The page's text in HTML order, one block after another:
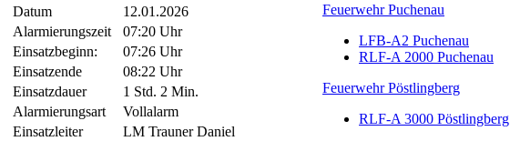
Datum
12.01.2026
Alarmierungszeit
07:20 Uhr
Einsatzbeginn:
07:26 Uhr
Einsatzende
08:22 Uhr
Einsatzdauer
1 Std. 2 Min.
Alarmierungsart
Vollalarm
Einsatzleiter
LM Trauner Daniel
Feuerwehr Puchenau
LFB-A2 Puchenau
RLF-A 2000 Puchenau
Feuerwehr Pöstlingberg
RLF-A 3000 Pöstlingberg